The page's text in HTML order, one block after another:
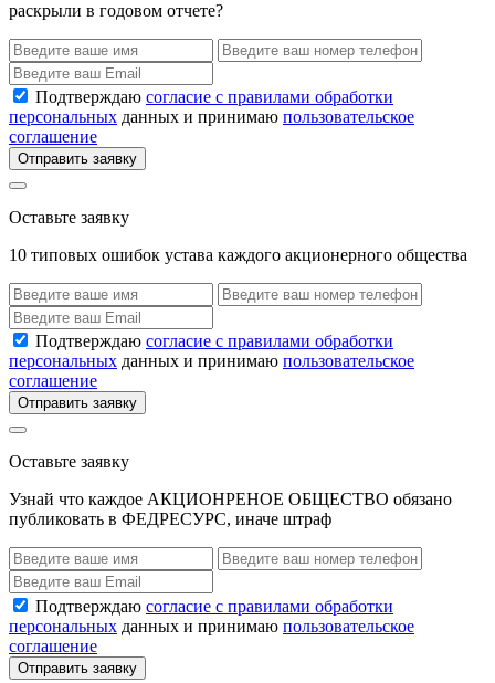
раскрыли в годовом отчете?
Подтверждаю согласие с правилами обработки
персональных данных и принимаю пользовательское
соглашение
Отправить заявку
Оставьте заявку
10 типовых ошибок устава каждого акционерного общества
Подтверждаю согласие с правилами обработки
персональных данных и принимаю пользовательское
соглашение
Отправить заявку
Оставьте заявку
Узнай что каждое АКЦИОНРЕНОЕ ОБЩЕСТВО обязано
публиковать в ФЕДРЕСУРС, иначе штраф
Подтверждаю согласие с правилами обработки
персональных данных и принимаю пользовательское
соглашение
Отправить заявку